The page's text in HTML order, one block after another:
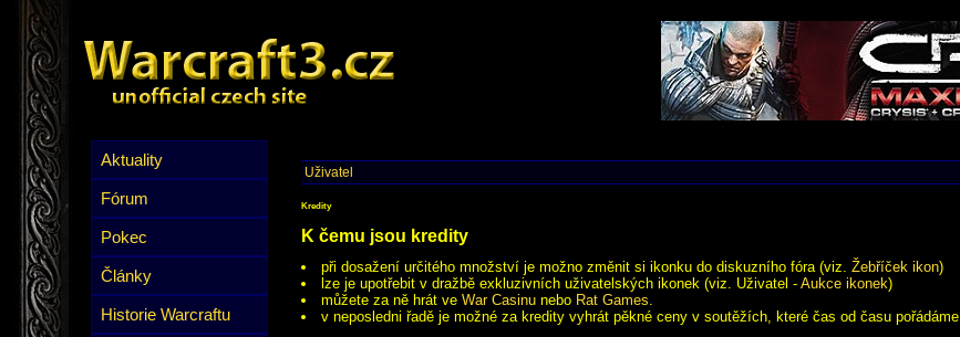
Aktuality
Fórum
Pokec
Články
Historie Warcraftu
Uživatel
Kredity
K čemu jsou kredity
při dosažení určitého množství je možno změnit si ikonku do diskuzního fóra (viz. Žebříček ikon)
lze je upotřebit v dražbě exkluzivních uživatelských ikonek (viz. Uživatel - Aukce ikonek)
můžete za ně hrát ve War Casinu nebo Rat Games
v neposledni řadě je možné za kredity vyhrát pěkné ceny v soutěžích, které čas od času pořádáme